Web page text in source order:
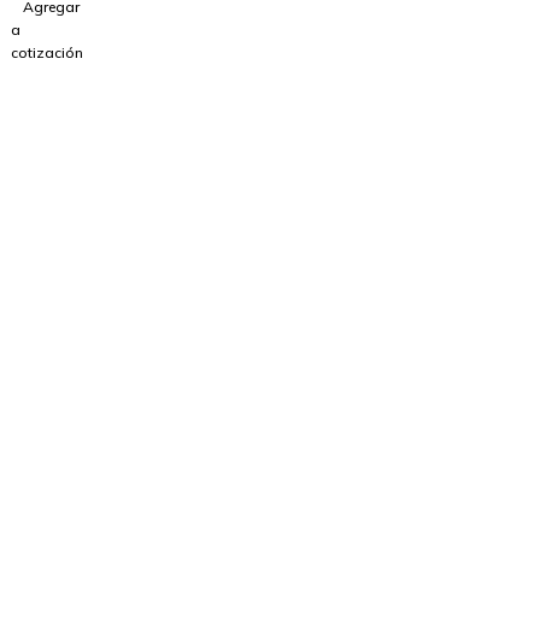
inalámb
ricos de
Agregar
a
cotización